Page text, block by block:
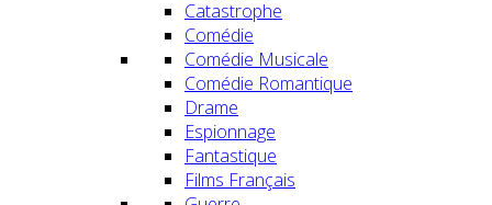
Catastrophe
Comédie
Comédie Musicale
Comédie Romantique
Drame
Espionnage
Fantastique
Films Français